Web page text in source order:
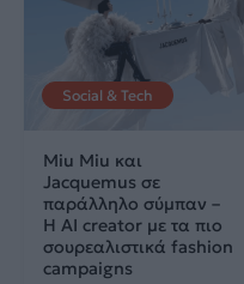
Social & Tech
Miu Miu και
Jacquemus σε
παράλληλο σύμπαν –
Η AI creator με τα πιο
σουρεαλιστικά fashion
campaigns